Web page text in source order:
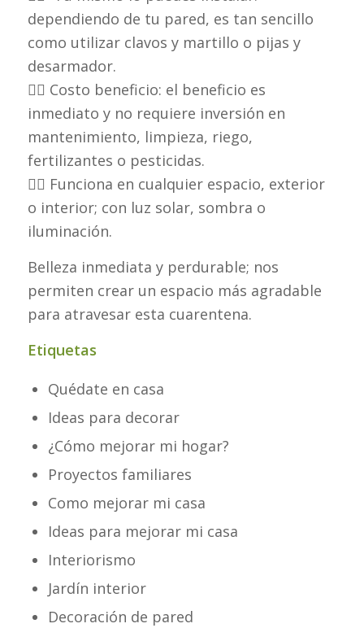
dependiendo de tu pared, es tan sencillo
como utilizar clavos y martillo o pijas y
desarmador.
👉🏼 Costo beneficio: el beneficio es
inmediato y no requiere inversión en
mantenimiento, limpieza, riego,
fertilizantes o pesticidas.
👉🏼 Funciona en cualquier espacio, exterior
o interior; con luz solar, sombra o
iluminación.
Belleza inmediata y perdurable; nos
permiten crear un espacio más agradable
para atravesar esta cuarentena.
Etiquetas
Quédate en casa
Ideas para decorar
¿Cómo mejorar mi hogar?
Proyectos familiares
Como mejorar mi casa
Ideas para mejorar mi casa
Interiorismo
Jardín interior
Decoración de pared